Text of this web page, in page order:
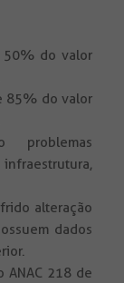
50% do valor
85% do valor
problemas
alteração
dados
ANAC 218 de